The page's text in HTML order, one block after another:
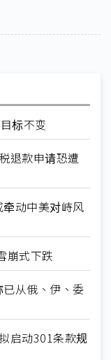
标不变
退款申请恐遭
动中美对峙风
崩式下跌
从俄、伊、委
启动301条款规